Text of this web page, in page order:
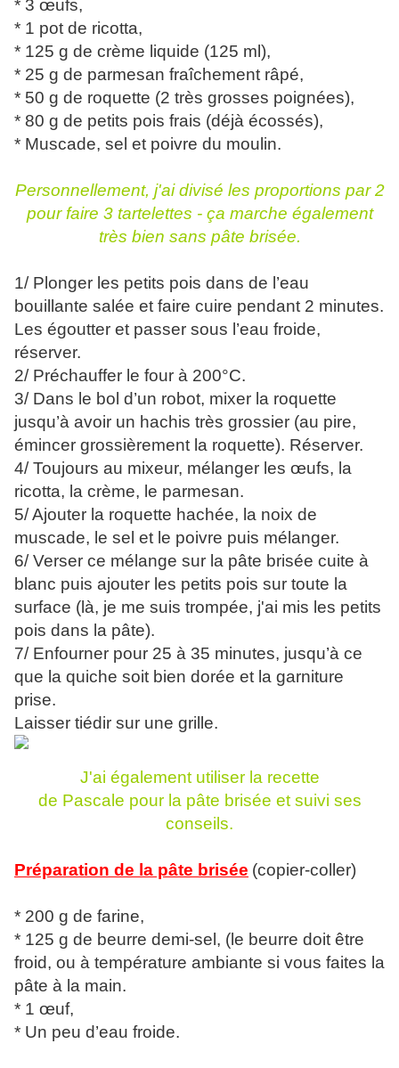
* 3 œufs,
* 1 pot de ricotta,
* 125 g de crème liquide (125 ml),
* 25 g de parmesan fraîchement râpé,
* 50 g de roquette (2 très grosses poignées),
* 80 g de petits pois frais (déjà écossés),
* Muscade, sel et poivre du moulin.
Personnellement, j'ai divisé les proportions par 2
pour faire 3 tartelettes - ça marche également
très bien sans pâte brisée.
1/ Plonger les petits pois dans de l’eau
bouillante salée et faire cuire pendant 2 minutes.
Les égoutter et passer sous l’eau froide,
réserver.
2/ Préchauffer le four à 200°C.
3/ Dans le bol d’un robot, mixer la roquette
jusqu’à avoir un hachis très grossier (au pire,
émincer grossièrement la roquette). Réserver.
4/ Toujours au mixeur, mélanger les œufs, la
ricotta, la crème, le parmesan.
5/ Ajouter la roquette hachée, la noix de
muscade, le sel et le poivre puis mélanger.
6/ Verser ce mélange sur la pâte brisée cuite à
blanc puis ajouter les petits pois sur toute la
surface (là, je me suis trompée, j'ai mis les petits
pois dans la pâte).
7/ Enfourner pour 25 à 35 minutes, jusqu’à ce
que la quiche soit bien dorée et la garniture
prise.
Laisser tiédir sur une grille.
J'ai également utiliser la recette
de Pascale pour la pâte brisée et suivi ses
conseils.
Préparation de la pâte brisée (copier-coller)
* 200 g de farine,
* 125 g de beurre demi-sel, (le beurre doit être
froid, ou à température ambiante si vous faites la
pâte à la main.
* 1 œuf,
* Un peu d’eau froide.